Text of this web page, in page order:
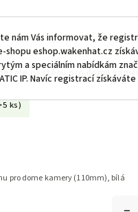
nám Vás informovat, že
shopu eshop.wakenhat.cz
a speciálním nabídkám
IP. Navíc registrací
na stěnu pro dome
ks)
pro dome kamery (110mm), bílá